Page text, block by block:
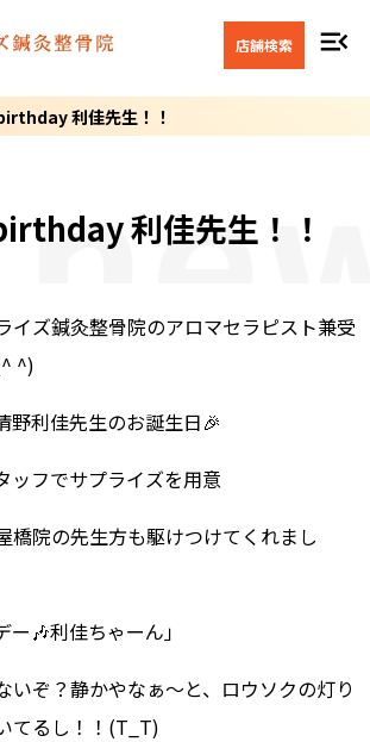
店舗検索 menu_open
利佳先生！！
利佳先生！！
イズ鍼灸整骨院のアロマセラピスト兼受
^)
野利佳先生のお誕生日🎉
ッフでサプライズを用意
橋院の先生方も駆けつけてくれまし
ー🎶利佳ちゃーん」
いぞ？静かやなぁ〜と、ロウソクの灯り
てるし！！(T_T)